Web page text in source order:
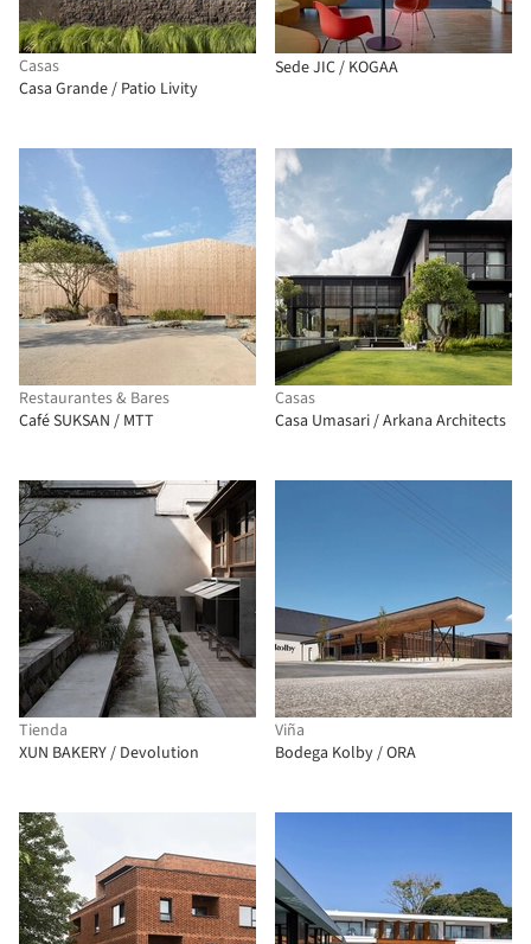
Casas
Casa Grande / Patio Livity
Sede JIC / KOGAA
Restaurantes & Bares
Café SUKSAN / MTT
Casas
Casa Umasari / Arkana Architects
Tienda
XUN BAKERY / Devolution
Viña
Bodega Kolby / ORA